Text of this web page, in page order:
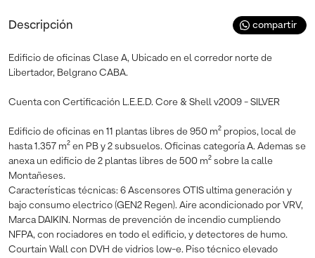
Descripción compartir
Edificio de oficinas Clase A, Ubicado en el corredor norte de
Libertador, Belgrano CABA.
Cuenta con Certificación L.E.E.D. Core & Shell v2009 - SILVER
Edificio de oficinas en 11 plantas libres de 950 m² propios, local de
hasta 1.357 m² en PB y 2 subsuelos. Oficinas categoría A. Ademas se
anexa un edificio de 2 plantas libres de 500 m² sobre la calle
Montañeses.
Características técnicas: 6 Ascensores OTIS ultima generación y
bajo consumo electrico (GEN2 Regen). Aire acondicionado por VRV,
Marca DAIKIN. Normas de prevención de incendio cumpliendo
NFPA, con rociadores en todo el edificio, y detectores de humo.
Courtain Wall con DVH de vidrios low-e. Piso técnico elevado